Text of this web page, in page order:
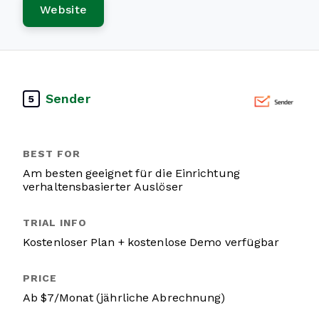
Website
5 Sender
Am besten geeignet für die Einrichtung
verhaltensbasierter Auslöser
Kostenloser Plan + kostenlose Demo verfügbar
Ab $7/Monat (jährliche Abrechnung)